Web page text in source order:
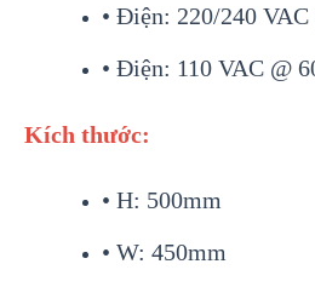
• Điện: 220/240 VAC
• Điện: 110 VAC @
Kích thước:
• H: 500mm
• W: 450mm